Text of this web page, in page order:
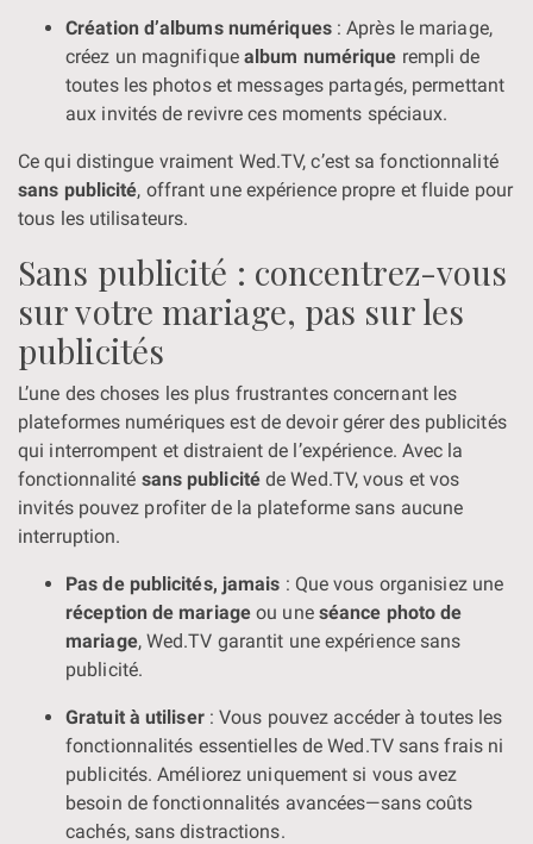
Création d’albums numériques: Après le mariage,
créez un magnifique album numérique rempli de
toutes les photos et messages partagés, permettant
aux invités de revivre ces moments spéciaux.
Ce qui distingue vraiment Wed.TV, c’est sa fonctionnalité
sans publicité, offrant une expérience propre et fluide pour
tous les utilisateurs.
Sans publicité : concentrez-vous
sur votre mariage, pas sur les
publicités
L’une des choses les plus frustrantes concernant les
plateformes numériques est de devoir gérer des publicités
qui interrompent et distraient de l’expérience. Avec la
fonctionnalité sans publicitéde Wed.TV, vous et vos
invités pouvez profiter de la plateforme sans aucune
interruption.
Pas de publicités, jamais : Que vous organisiez une
réception de mariage ou une séance photo de
mariage, Wed.TV garantit une expérience sans
publicité.
Gratuit à utiliser: Vous pouvez accéder à toutes les
fonctionnalités essentielles de Wed.TV sans frais ni
publicités. Améliorez uniquement si vous avez
besoin de fonctionnalités avancées—sans coûts
cachés, sans distractions.